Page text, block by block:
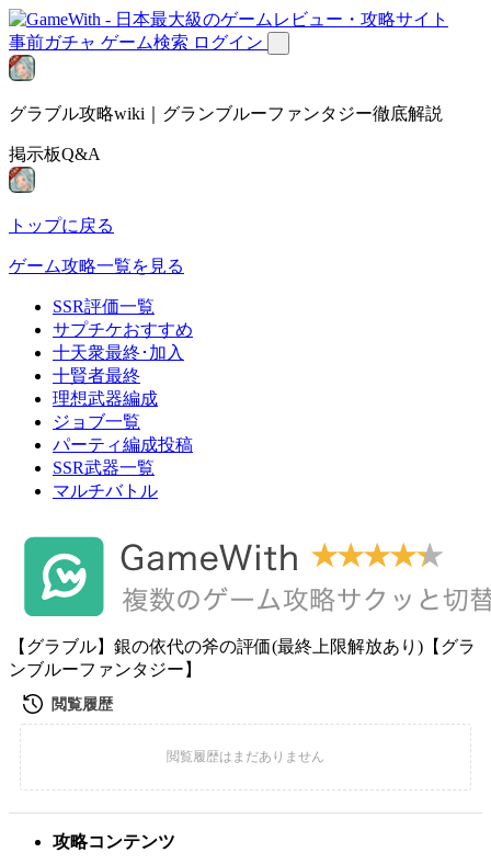
事前ガチャ ゲーム検索 ログイン
グラブル攻略wiki｜グランブルーファンタジー徹底解説
掲示板Q&A
トップに戻る
ゲーム攻略一覧を見る
SSR評価一覧
サプチケおすすめ
十天衆最終･加入
十賢者最終
理想武器編成
ジョブ一覧
パーティ編成投稿
SSR武器一覧
マルチバトル
【グラブル】銀の依代の斧の評価(最終上限解放あり)【グラ
ンブルーファンタジー】
攻略コンテンツ